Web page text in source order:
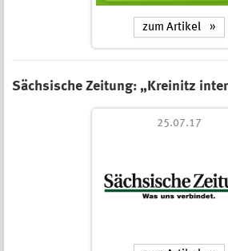
zum Artikel
Sächsische Zeitung: „Kreinitz
25.07.17